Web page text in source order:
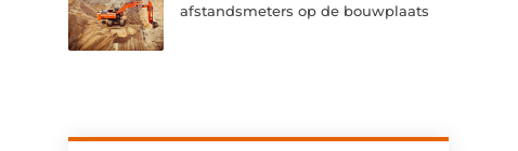
afstandsmeters op de bouwplaats